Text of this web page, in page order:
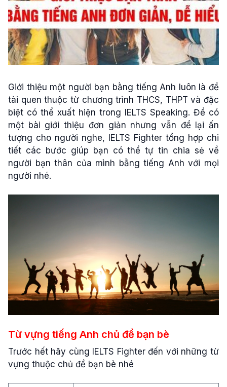
Giới thiệu một người bạn bằng tiếng Anh luôn là đề
tài quen thuộc từ chương trình THCS, THPT và đặc
biệt có thể xuất hiện trong IELTS Speaking. Để có
một bài giới thiệu đơn giản nhưng vẫn để lại ấn
tượng cho người nghe, IELTS Fighter tổng hợp chi
tiết các bước giúp bạn có thể tự tin chia sẻ về
người bạn thân của mình bằng tiếng Anh với mọi
người nhé.
Từ vựng tiếng Anh chủ đề bạn bè
Trước hết hãy cùng IELTS Fighter đến với những từ
vựng thuộc chủ đề bạn bè nhé